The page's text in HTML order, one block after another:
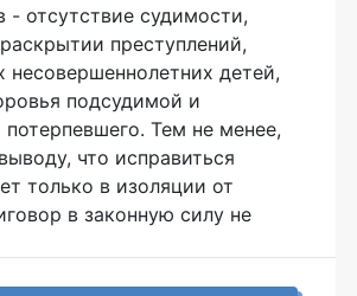
- отсутствие судимости,
преступлений,
несовершеннолетних детей,
подсудимой и
Тем не менее,
что исправиться
только в изоляции от
в законную силу не